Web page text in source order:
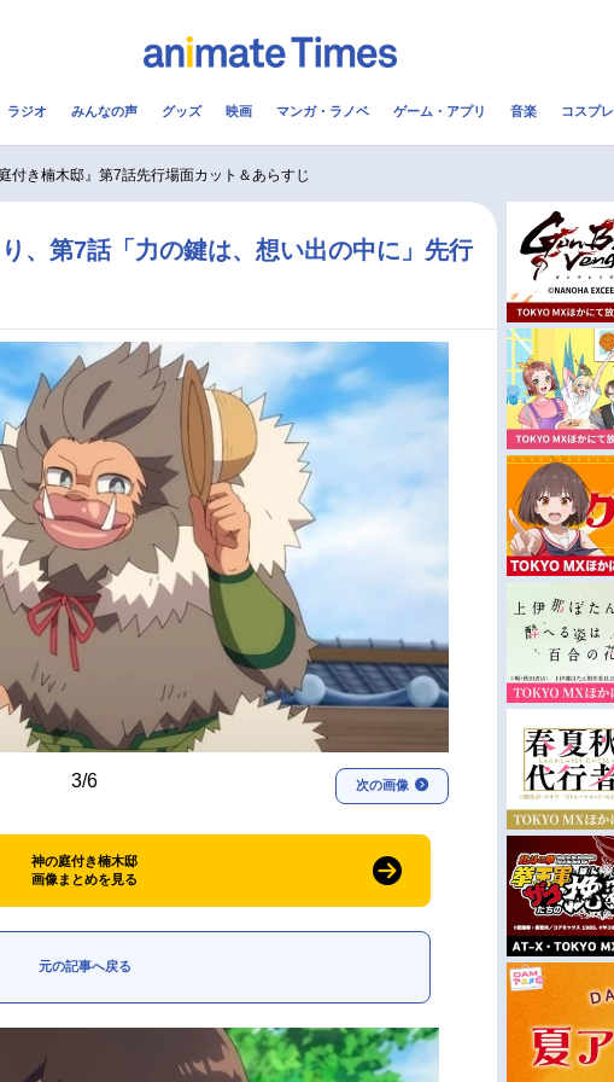
コスプレ 2.5次元 配信・Vtuber
実写化映画一覧
男性声優/女性声優一覧
今期アニメ曜日別一覧
春アニメ
夏アニメ
FOLLOW US
ラジオ みんなの声 グッズ 映画 マンガ・ラノベ ゲーム・アプリ 音楽 コスプレ
付き楠木邸』第7話先行場面カット＆あらすじ
、第7話「力の鍵は、想い出の中に」先行
3/6 次の画像
神の庭付き楠木邸
画像まとめを見る
元の記事へ戻る